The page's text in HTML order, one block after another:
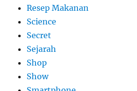
Resep Makanan
Science
Secret
Sejarah
Shop
Show